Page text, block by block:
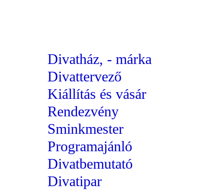
Divatház, - márka
Divattervező
Kiállítás és vásár
Rendezvény
Sminkmester
Programajánló
Divatbemutató
Divatipar